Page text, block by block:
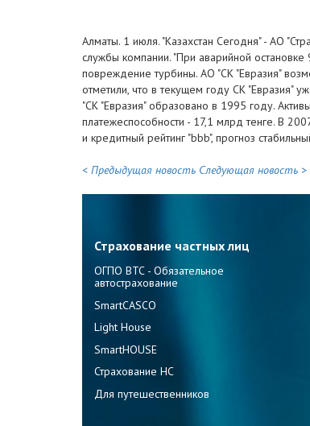
Алматы. 1 июля. "Казахстан Сегодня" - АО
службы компании. "При аварийной
повреждение турбины. АО "СК "Евразия"
отметили, что в текущем году СК "Евразия"
"СК "Евразия" образовано в 1995 году.
платежеспособности - 17,1 млрд тенге. В
и кредитный рейтинг "bbb", прогноз
< Предыдущая новость Следующая новость >
Страхование частных лиц
ОГПО ВТС - Обязательное
автострахование
SmartCASCO
Light House
SmartHOUSE
Страхование НС
Для путешественников